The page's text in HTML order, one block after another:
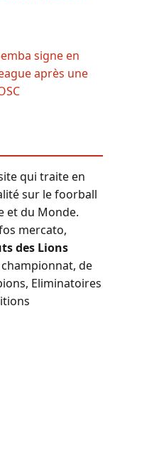
signe en
après une
qui traite en
sur le foorball
et du Monde.
mercato,
des Lions
de
Eliminatoires